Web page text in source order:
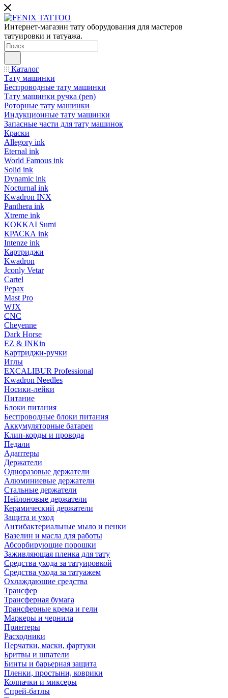
Интернет-магазин тату оборудования для мастеров
татуировки и татуажа.
Каталог
Тату машинки
Беспроводные тату машинки
Тату машинки ручка (pen)
Роторные тату машинки
Индукционные тату машинки
Запасные части для тату машинок
Краски
Allegory ink
Eternal ink
World Famous ink
Solid ink
Dynamic ink
Nocturnal ink
Kwadron INX
Panthera ink
Xtreme ink
KOKKAI Sumi
КРАСКА ink
Intenze ink
Картриджи
Kwadron
Jconly Vetar
Cartel
Pepax
Mast Pro
WJX
CNC
Cheyenne
Dark Horse
EZ & INKin
Картриджи-ручки
Иглы
EXCALIBUR Professional
Kwadron Needles
Носики-лейки
Питание
Блоки питания
Беспроводные блоки питания
Аккумуляторные батареи
Клип-корды и провода
Педали
Адаптеры
Держатели
Одноразовые держатели
Алюминиевые держатели
Стальные держатели
Нейлоновые держатели
Керамический держатели
Защита и уход
Антибактериальные мыло и пенки
Вазелин и масла для работы
Абсорбирующие порошки
Заживляющая пленка для тату
Средства ухода за татуировкой
Средства ухода за татуажем
Охлаждающие средства
Трансфер
Трансферная бумага
Трансферные крема и гели
Маркеры и чернила
Принтеры
Расходники
Перчатки, маски, фартуки
Бритвы и шпатели
Бинты и барьерная защита
Пленки, простыни, коврики
Колпачки и миксеры
Спрей-батлы